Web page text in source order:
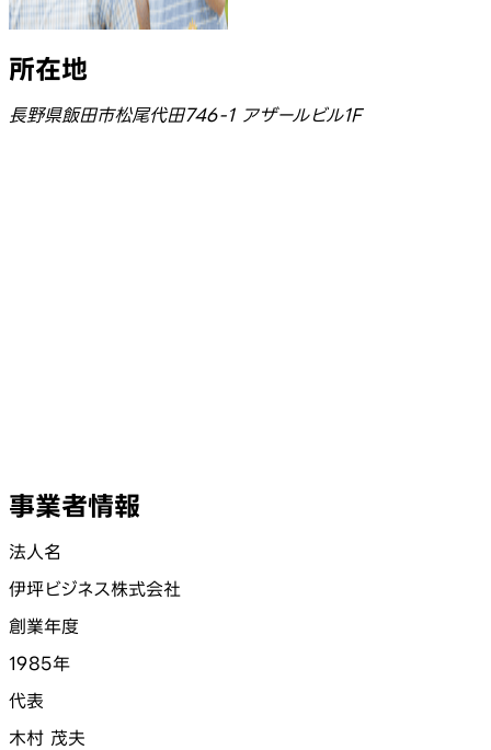
所在地
長野県飯田市松尾代田746-1 アザールビル1F
事業者情報
法人名
伊坪ビジネス株式会社
創業年度
1985年
代表
木村 茂夫